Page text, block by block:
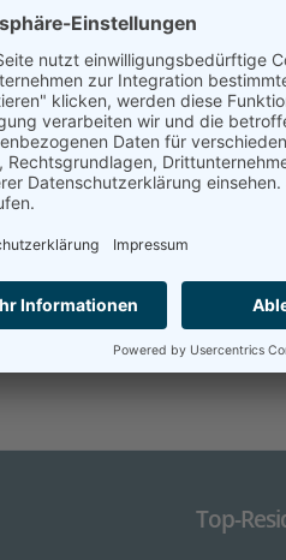
Leider kann das
angefragt
Top-